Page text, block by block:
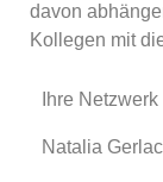
davon
Kollegen mit
Ihre
Natalia